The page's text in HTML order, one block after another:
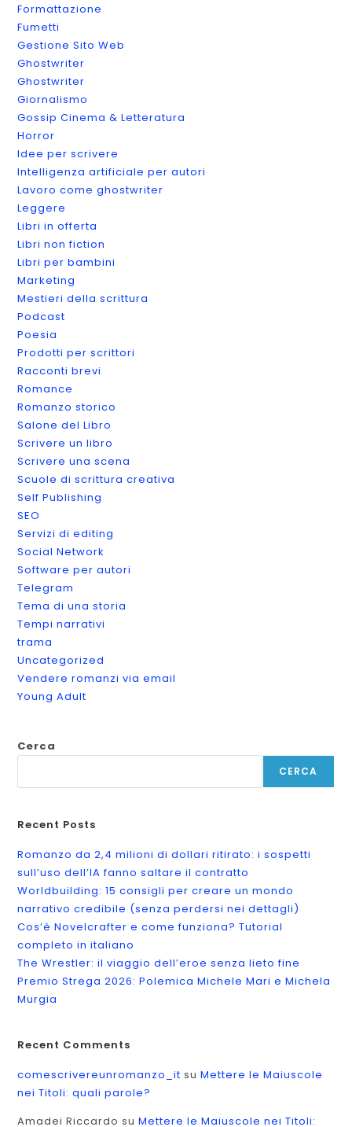
Formattazione
Fumetti
Gestione Sito Web
Ghostwriter
Ghostwriter
Giornalismo
Gossip Cinema & Letteratura
Horror
Idee per scrivere
Intelligenza artificiale per autori
Lavoro come ghostwriter
Leggere
Libri in offerta
Libri non fiction
Libri per bambini
Marketing
Mestieri della scrittura
Podcast
Poesia
Prodotti per scrittori
Racconti brevi
Romance
Romanzo storico
Salone del Libro
Scrivere un libro
Scrivere una scena
Scuole di scrittura creativa
Self Publishing
SEO
Servizi di editing
Social Network
Software per autori
Telegram
Tema di una storia
Tempi narrativi
trama
Uncategorized
Vendere romanzi via email
Young Adult
Cerca
CERCA
Recent Posts
Romanzo da 2,4 milioni di dollari ritirato: i sospetti
sull’uso dell’IA fanno saltare il contratto
Worldbuilding: 15 consigli per creare un mondo
narrativo credibile (senza perdersi nei dettagli)
Cos’è Novelcrafter e come funziona? Tutorial
completo in italiano
The Wrestler: il viaggio dell’eroe senza lieto fine
Premio Strega 2026: Polemica Michele Mari e Michela
Murgia
Recent Comments
comescrivereunromanzo_it suMettere le Maiuscole
nei Titoli: quali parole?
Amadei Riccardo suMettere le Maiuscole nei Titoli: